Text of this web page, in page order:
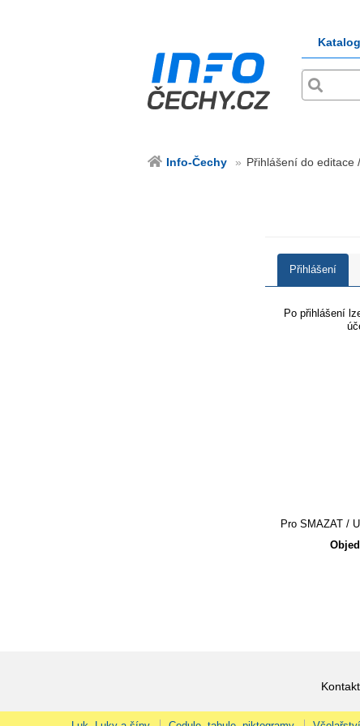
Katalog
Info-Čechy Přihlášení do editace
Přihlášení
Po přihlášení
Pro SMAZAT /